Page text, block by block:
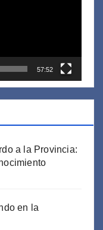
57:52
a la Provincia:
en la